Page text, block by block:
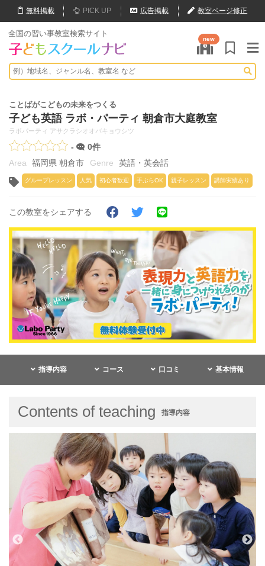
無料掲載 PICK UP 広告掲載 教室ページ修正
全国の習い事教室検索サイト
new
ことばがこどもの未来をつくる
子ども英語 ラボ・パーティ 朝倉市大庭教室
ラボパーティ アサクラシオオバキョウシツ
-
0件
福岡県 朝倉市
英語・英会話
グループレッスン 人気 初心者歓迎 手ぶらOK 親子レッスン 講師実績あり
この教室をシェアする
指導内容 コース 口コミ 基本情報
Contents of teaching 指導内容